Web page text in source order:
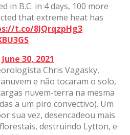
in B.C. in 4 days, 100 more
that extreme heat has
t.co/8JQrqzpHg3
June 30, 2021
Chris Vagasky,
e não tocaram o solo,
nuvem-terra na mesma
a um piro convectivo). Um
sua vez, desencadeou mais
destruindo Lytton, e